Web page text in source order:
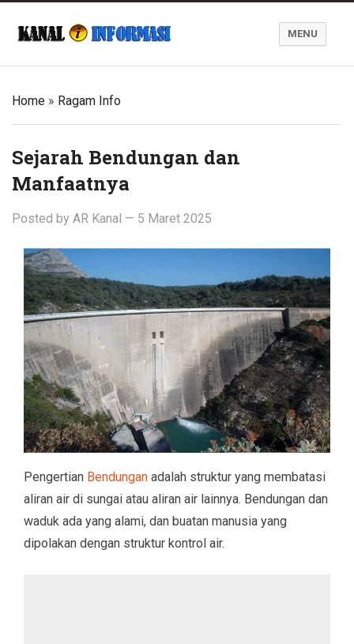
MENU
Home » Ragam Info
Sejarah Bendungan dan
Manfaatnya
Posted by AR Kanal — 5 Maret 2025
Pengertian Bendungan adalah struktur yang membatasi
aliran air di sungai atau aliran air lainnya. Bendungan dan
waduk ada yang alami, dan buatan manusia yang
dipolakan dengan struktur kontrol air.